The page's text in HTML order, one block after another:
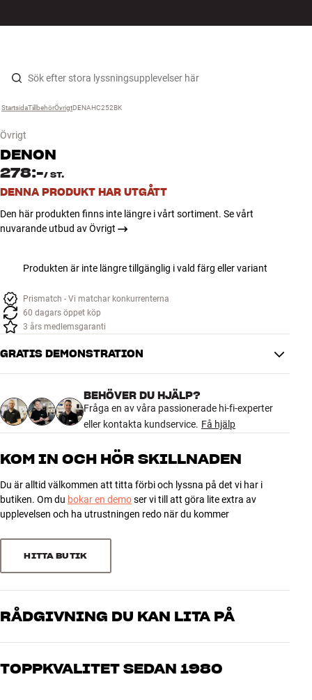
Hopp til innhold
Högtalare
Hörlurar
Surround
TV
Tillbehör
INSPIRATION
MÄRKEN
NYHETER
ERBJUDANDEN
Hitta Butik
Kundtjänst
Bygg med ljud
Företag
Startsida ›
Tillbehör ›
Övrigt ›
DENAHC252BK
Övrigt
DENON
278:-/ ST.
DENNA PRODUKT HAR UTGÅTT
Den här produkten finns inte längre i vårt sortiment. Se vårt
nuvarande utbud av Övrigt
Produkten är inte längre tillgänglig i vald färg eller variant
Prismatch - Vi matchar konkurrenterna
60 dagars öppet köp
3 års medlemsgaranti
GRATIS DEMONSTRATION
BEHÖVER DU HJÄLP?
Fråga en av våra passionerade hi-fi-experter
eller kontakta kundservice. Få hjälp
KOM IN OCH HÖR SKILLNADEN
Du är alltid välkommen att titta förbi och lyssna på det vi har i
butiken. Om du bokar en demoser vi till att göra lite extra av
upplevelsen och ha utrustningen redo när du kommer
HITTA BUTIK
RÅDGIVNING DU KAN LITA PÅ
Våra medarbetare är riktiga entusiaster som kan produkterna och
vad du drömmer om, så hjälper vi dig att hitta den lösning som
TOPPKVALITET SEDAN 1980